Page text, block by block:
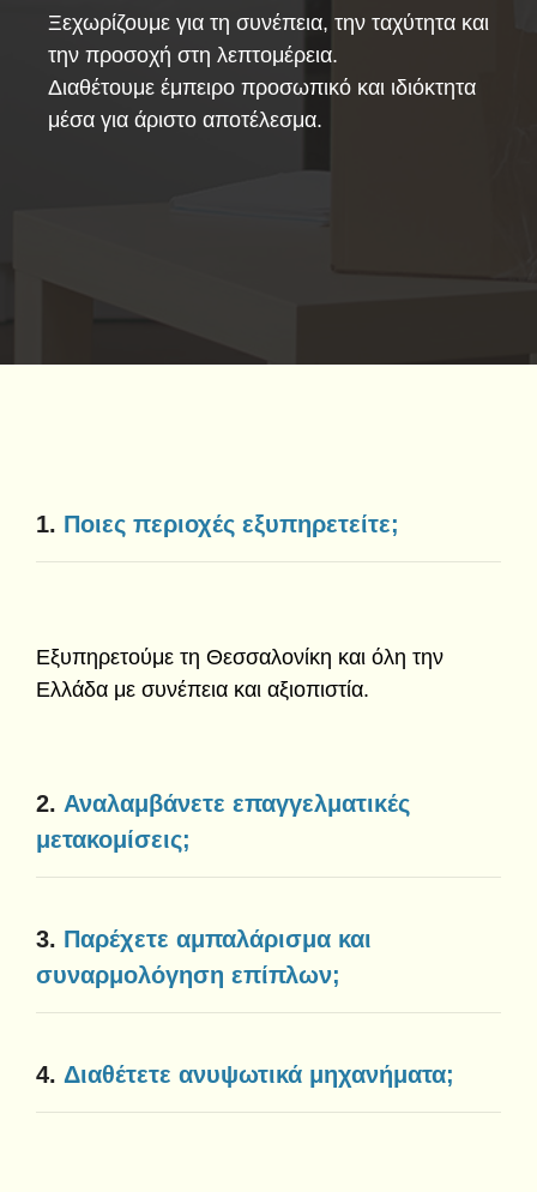
Ξεχωρίζουμε για τη συνέπεια, την ταχύτητα και
την προσοχή στη λεπτομέρεια.
Διαθέτουμε έμπειρο προσωπικό και ιδιόκτητα
μέσα για άριστο αποτέλεσμα.
1. Ποιες περιοχές εξυπηρετείτε;
Εξυπηρετούμε τη Θεσσαλονίκη και όλη την
Ελλάδα με συνέπεια και αξιοπιστία.
2. Αναλαμβάνετε επαγγελματικές
μετακομίσεις;
3. Παρέχετε αμπαλάρισμα και
συναρμολόγηση επίπλων;
4. Διαθέτετε ανυψωτικά μηχανήματα;